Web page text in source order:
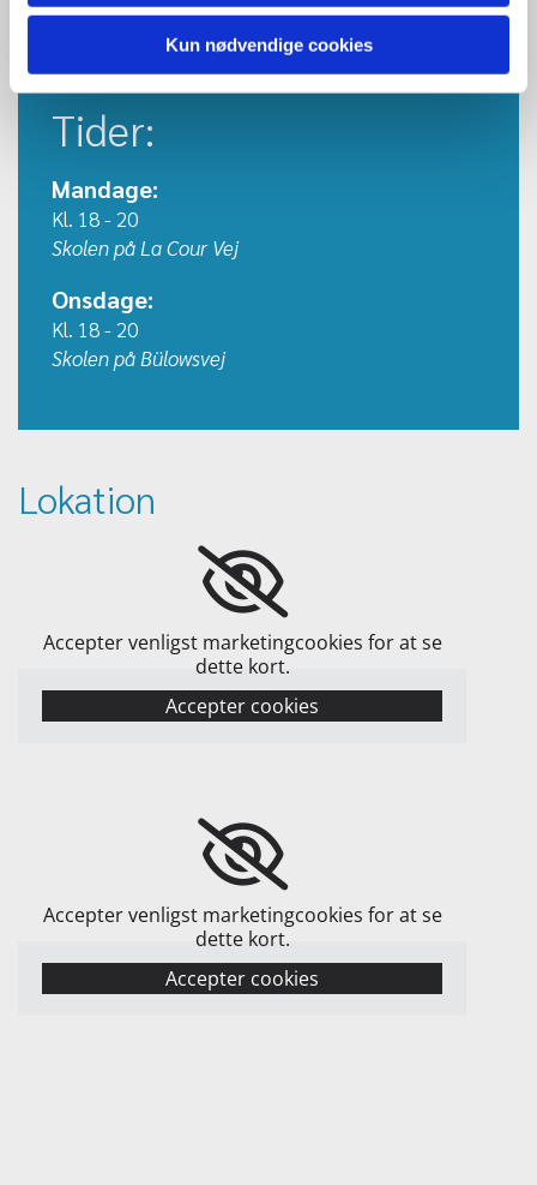
Kun nødvendige cookies
Tider:
Mandage:
Kl. 18 - 20
Skolen på La Cour Vej
Onsdage:
Kl. 18 - 20
Skolen på Bülowsvej
Lokation
Accepter venligst marketingcookies for at se
dette kort.
Accepter cookies
Accepter venligst marketingcookies for at se
dette kort.
Accepter cookies